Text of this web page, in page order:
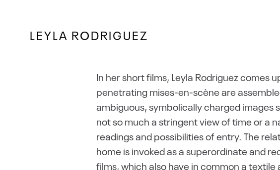
LEYLA RODRIGUEZ
In her short films, Leyla Rodriguez comes
penetrating mises-en-scène are
ambiguous, symbolically charged images
not so much a stringent view of time or a
readings and possibilities of entry. The
home is invoked as a superordinate and
films, which also have in common a